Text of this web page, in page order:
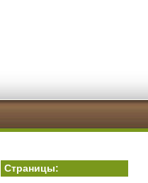
Страницы: